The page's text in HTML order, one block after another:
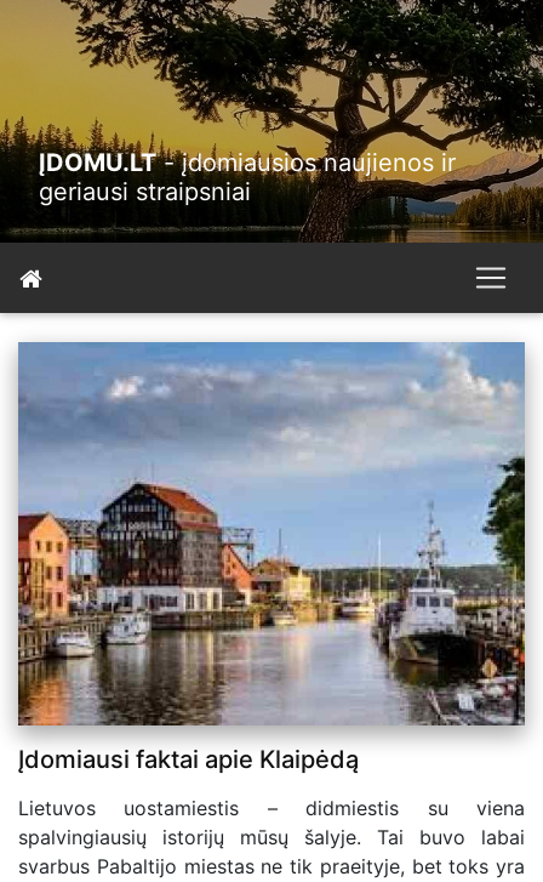
ĮDOMU.LT- įdomiausios naujienos ir
geriausi straipsniai
Įdomiausi faktai apie Klaipėdą
Lietuvos uostamiestis – didmiestis su viena
spalvingiausių istorijų mūsų šalyje. Tai buvo labai
svarbus Pabaltijo miestas ne tik praeityje, bet toks yra